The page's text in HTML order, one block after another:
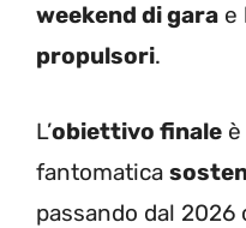
weekend di gara e
propulsori.
L’obiettivo finale
fantomatica
passando dal 2026